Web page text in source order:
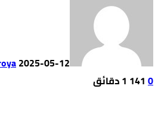
2025-05-12
0
141 1 ‫دقائق‬